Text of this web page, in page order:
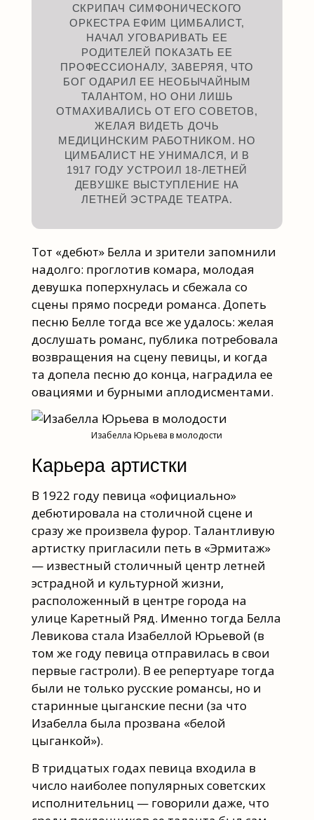
СКРИПАЧ СИМФОНИЧЕСКОГО
ОРКЕСТРА ЕФИМ ЦИМБАЛИСТ,
НАЧАЛ УГОВАРИВАТЬ ЕЕ
РОДИТЕЛЕЙ ПОКАЗАТЬ ЕЕ
ПРОФЕССИОНАЛУ, ЗАВЕРЯЯ, ЧТО
БОГ ОДАРИЛ ЕЕ НЕОБЫЧАЙНЫМ
ТАЛАНТОМ, НО ОНИ ЛИШЬ
ОТМАХИВАЛИСЬ ОТ ЕГО СОВЕТОВ,
ЖЕЛАЯ ВИДЕТЬ ДОЧЬ
МЕДИЦИНСКИМ РАБОТНИКОМ. НО
ЦИМБАЛИСТ НЕ УНИМАЛСЯ, И В
1917 ГОДУ УСТРОИЛ 18-ЛЕТНЕЙ
ДЕВУШКЕ ВЫСТУПЛЕНИЕ НА
ЛЕТНЕЙ ЭСТРАДЕ ТЕАТРА.
Тот «дебют» Белла и зрители запомнили
надолго: проглотив комара, молодая
девушка поперхнулась и сбежала со
сцены прямо посреди романса. Допеть
песню Белле тогда все же удалось: желая
дослушать романс, публика потребовала
возвращения на сцену певицы, и когда
та допела песню до конца, наградила ее
овациями и бурными аплодисментами.
Изабелла Юрьева в молодости
Карьера артистки
В 1922 году певица «официально»
дебютировала на столичной сцене и
сразу же произвела фурор. Талантливую
артистку пригласили петь в «Эрмитаж»
— известный столичный центр летней
эстрадной и культурной жизни,
расположенный в центре города на
улице Каретный Ряд. Именно тогда Белла
Левикова стала Изабеллой Юрьевой (в
том же году певица отправилась в свои
первые гастроли). В ее репертуаре тогда
были не только русские романсы, но и
старинные цыганские песни (за что
Изабелла была прозвана «белой
цыганкой»).
В тридцатых годах певица входила в
число наиболее популярных советских
исполнительниц — говорили даже, что